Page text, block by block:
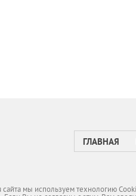
ГЛАВНАЯ
мы используем технологию